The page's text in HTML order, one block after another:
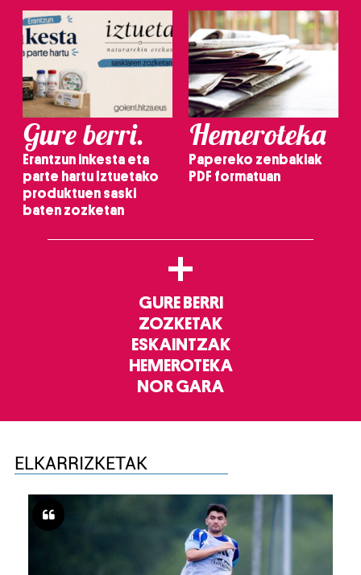
Gure berri.
Erantzun inkesta eta
parte hartu Iztuetako
produktuen saski
baten zozketan
Hemeroteka
Papereko zenbakiak
PDF formatuan
+
GURE BERRI
ZOZKETAK
ESKAINTZAK
HEMEROTEKA
NOR GARA
ELKARRIZKETAK